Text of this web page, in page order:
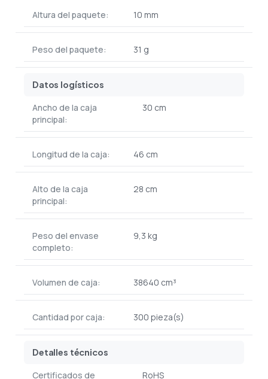
Altura del paquete: 10 mm
Peso del paquete: 31 g
Datos logísticos
Ancho de la caja
principal:
30 cm
Longitud de la caja: 46 cm
Alto de la caja
principal:
28 cm
Peso del envase
completo:
9,3 kg
Volumen de caja: 38640 cm³
Cantidad por caja: 300 pieza(s)
Detalles técnicos
Certificados de
RoHS